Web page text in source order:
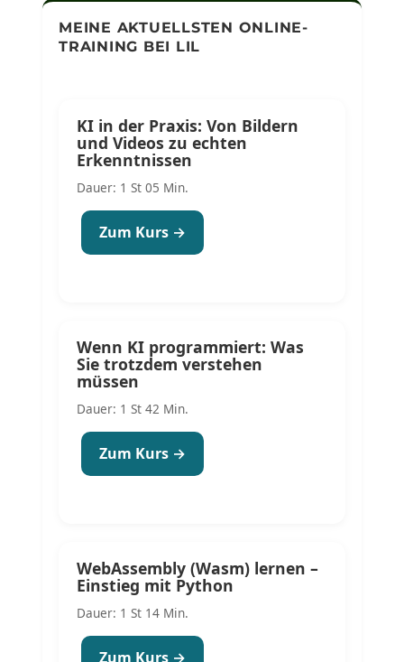
MEINE AKTUELLSTEN ONLINE-
TRAINING BEI LIL
KI in der Praxis: Von Bildern
und Videos zu echten
Erkenntnissen
Dauer: 1 St 05 Min.
Zum Kurs →
Wenn KI programmiert: Was
Sie trotzdem verstehen
müssen
Dauer: 1 St 42 Min.
Zum Kurs →
WebAssembly (Wasm) lernen –
Einstieg mit Python
Dauer: 1 St 14 Min.
Zum Kurs →